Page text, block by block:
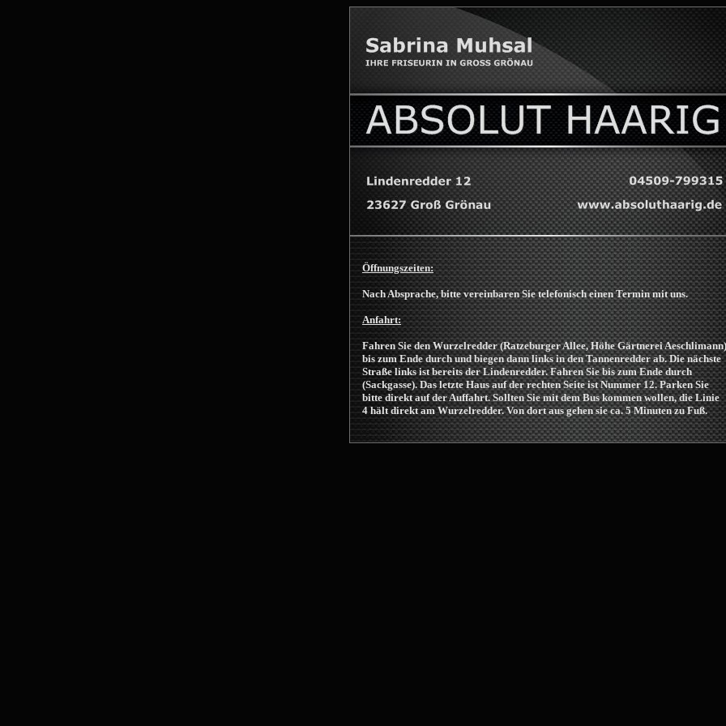
Öffnungszeiten:
Nach Absprache, bitte vereinbaren Sie telefonisch einen Termin mit uns.
Anfahrt:
Fahren Sie den Wurzelredder (Ratzeburger Allee, Höhe Gärtnerei Aeschlimann)
bis zum Ende durch und biegen dann links in den Tannenredder ab. Die nächste
Straße links ist bereits der Lindenredder. Fahren Sie bis zum Ende durch
(Sackgasse). Das letzte Haus auf der rechten Seite ist Nummer 12. Parken Sie
bitte direkt auf der Auffahrt. Sollten Sie mit dem Bus kommen wollen, die Linie
4 hält direkt am Wurzelredder. Von dort aus gehen sie ca. 5 Minuten zu Fuß.